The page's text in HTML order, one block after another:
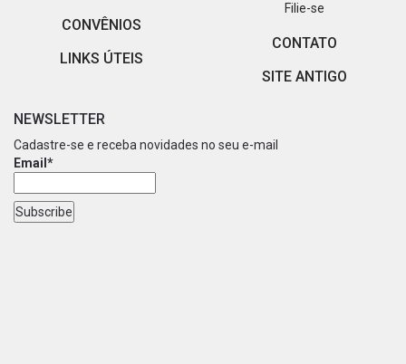
CONVÊNIOS
LINKS ÚTEIS
Filie-se
CONTATO
SITE ANTIGO
NEWSLETTER
Cadastre-se e receba novidades no seu e-mail
Email*